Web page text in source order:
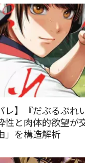
レ】『だぶるぷれ
性と肉体的欲望が
」を構造解析